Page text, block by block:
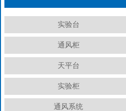
实验台
通风柜
天平台
实验柜
通风系统